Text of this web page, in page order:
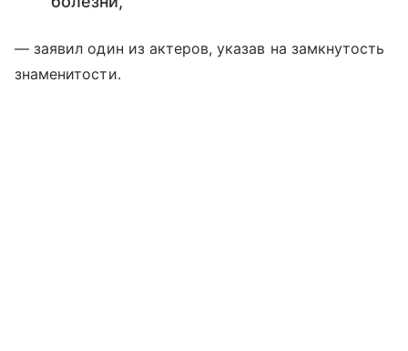
— заявил один из актеров, указав на замкнутость
знаменитости.